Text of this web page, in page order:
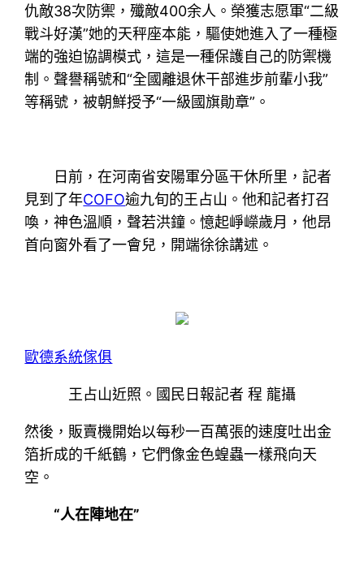
仇敵38次防禦，殲敵400余人。榮獲志愿軍“二級
戰斗好漢”她的天秤座本能，驅使她進入了一種極
端的強迫協調模式，這是一種保護自己的防禦機
制。聲譽稱號和“全國離退休干部進步前輩小我”
等稱號，被朝鮮授予“一級國旗勛章”。
日前，在河南省安陽軍分區干休所里，記者
見到了年COFO逾九旬的王占山。他和記者打召
喚，神色溫順，聲若洪鐘。憶起崢嶸歲月，他昂
首向窗外看了一會兒，開端徐徐講述。
歐德系統傢俱
王占山近照。國民日報記者 程 龍攝
然後，販賣機開始以每秒一百萬張的速度吐出金
箔折成的千紙鶴，它們像金色蝗蟲一樣飛向天
空。
“人在陣地在”